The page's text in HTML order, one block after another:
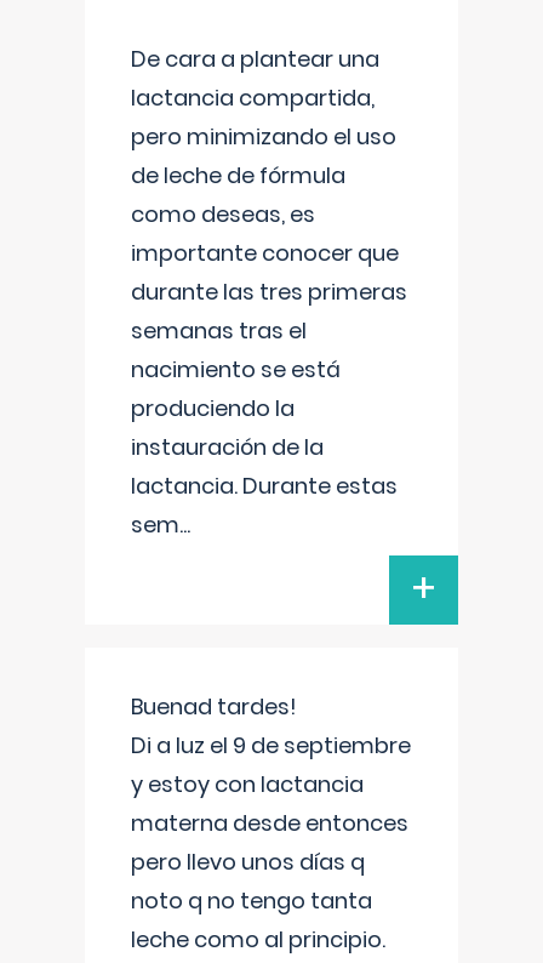
De cara a plantear una
lactancia compartida,
pero minimizando el uso
de leche de fórmula
como deseas, es
importante conocer que
durante las tres primeras
semanas tras el
nacimiento se está
produciendo la
instauración de la
lactancia. Durante estas
sem...
+
Buenad tardes!
Di a luz el 9 de septiembre
y estoy con lactancia
materna desde entonces
pero llevo unos días q
noto q no tengo tanta
leche como al principio.